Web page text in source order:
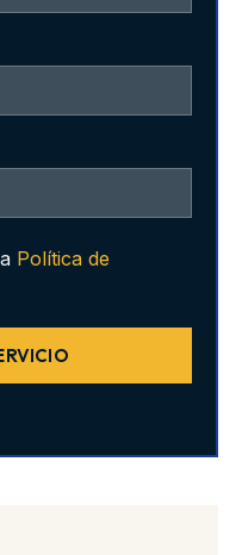
Política de